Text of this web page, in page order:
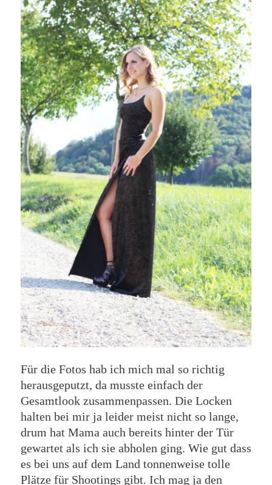
Für die Fotos hab ich mich mal so richtig
herausgeputzt, da musste einfach der
Gesamtlook zusammenpassen. Die Locken
halten bei mir ja leider meist nicht so lange,
drum hat Mama auch bereits hinter der Tür
gewartet als ich sie abholen ging. Wie gut dass
es bei uns auf dem Land tonnenweise tolle
Plätze für Shootings gibt. Ich mag ja den